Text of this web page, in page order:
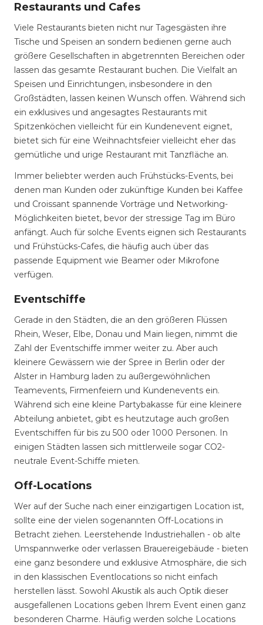
Restaurants und Cafes
Viele Restaurants bieten nicht nur Tagesgästen ihre
Tische und Speisen an sondern bedienen gerne auch
größere Gesellschaften in abgetrennten Bereichen oder
lassen das gesamte Restaurant buchen. Die Vielfalt an
Speisen und Einrichtungen, insbesondere in den
Großstädten, lassen keinen Wunsch offen. Während sich
ein exklusives und angesagtes Restaurants mit
Spitzenköchen vielleicht für ein Kundenevent eignet,
bietet sich für eine Weihnachtsfeier vielleicht eher das
gemütliche und urige Restaurant mit Tanzfläche an.
Immer beliebter werden auch Frühstücks-Events, bei
denen man Kunden oder zukünftige Kunden bei Kaffee
und Croissant spannende Vorträge und Networking-
Möglichkeiten bietet, bevor der stressige Tag im Büro
anfängt. Auch für solche Events eignen sich Restaurants
und Frühstücks-Cafes, die häufig auch über das
passende Equipment wie Beamer oder Mikrofone
verfügen.
Eventschiffe
Gerade in den Städten, die an den größeren Flüssen
Rhein, Weser, Elbe, Donau und Main liegen, nimmt die
Zahl der Eventschiffe immer weiter zu. Aber auch
kleinere Gewässern wie der Spree in Berlin oder der
Alster in Hamburg laden zu außergewöhnlichen
Teamevents, Firmenfeiern und Kundenevents ein.
Während sich eine kleine Partybakasse für eine kleinere
Abteilung anbietet, gibt es heutzutage auch großen
Eventschiffen für bis zu 500 oder 1000 Personen. In
einigen Städten lassen sich mittlerweile sogar CO2-
neutrale Event-Schiffe mieten.
Off-Locations
Wer auf der Suche nach einer einzigartigen Location ist,
sollte eine der vielen sogenannten Off-Locations in
Betracht ziehen. Leerstehende Industriehallen - ob alte
Umspannwerke oder verlassen Brauereigebäude - bieten
eine ganz besondere und exklusive Atmosphäre, die sich
in den klassischen Eventlocations so nicht einfach
herstellen lässt. Sowohl Akustik als auch Optik dieser
ausgefallenen Locations geben Ihrem Event einen ganz
besonderen Charme. Häufig werden solche Locations